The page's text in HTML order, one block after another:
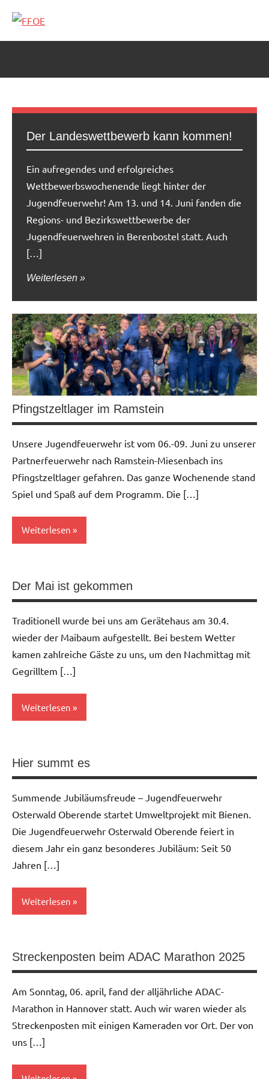
Inhalt
springen
FFOE
Der Landeswettbewerb kann kommen!
Ein aufregendes und erfolgreiches
Wettbewerbswochenende liegt hinter der
Jugendfeuerwehr! Am 13. und 14. Juni fanden die
Regions- und Bezirkswettbewerbe der
Jugendfeuerwehren in Berenbostel statt. Auch
[…]
Weiterlesen
Pfingstzeltlager im Ramstein
Unsere Jugendfeuerwehr ist vom 06.-09. Juni zu unserer
Partnerfeuerwehr nach Ramstein-Miesenbach ins
Pfingstzeltlager gefahren. Das ganze Wochenende stand
Spiel und Spaß auf dem Programm. Die […]
Weiterlesen
Der Mai ist gekommen
Traditionell wurde bei uns am Gerätehaus am 30.4.
wieder der Maibaum aufgestellt. Bei bestem Wetter
kamen zahlreiche Gäste zu uns, um den Nachmittag mit
Gegrilltem […]
Weiterlesen
Hier summt es
Summende Jubiläumsfreude – Jugendfeuerwehr
Osterwald Oberende startet Umweltprojekt mit Bienen.
Die Jugendfeuerwehr Osterwald Oberende feiert in
diesem Jahr ein ganz besonderes Jubiläum: Seit 50
Jahren […]
Weiterlesen
Streckenposten beim ADAC Marathon 2025
Am Sonntag, 06. april, fand der alljährliche ADAC-
Marathon in Hannover statt. Auch wir waren wieder als
Streckenposten mit einigen Kameraden vor Ort. Der von
uns […]